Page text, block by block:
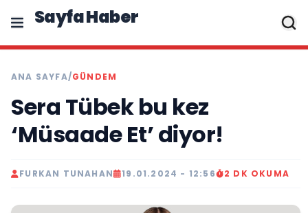
Sayfa Haber
ANA SAYFA/GÜNDEM
Sera Tübek bu kez
‘Müsaade Et’ diyor!
FURKAN TUNAHAN 19.01.2024 - 12:56 2 DK OKUMA